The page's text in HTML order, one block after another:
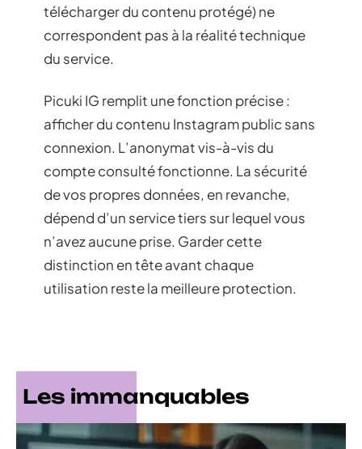
télécharger du contenu protégé) ne
correspondent pas à la réalité technique
du service.
Picuki IG remplit une fonction précise :
afficher du contenu Instagram public sans
connexion. L’anonymat vis-à-vis du
compte consulté fonctionne. La sécurité
de vos propres données, en revanche,
dépend d’un service tiers sur lequel vous
n’avez aucune prise. Garder cette
distinction en tête avant chaque
utilisation reste la meilleure protection.
Les immanquables